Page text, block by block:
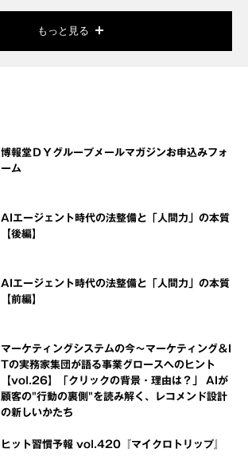
もっと見る
博報堂ＤＹグループメールマガジンお申込みフォ
ーム
AIエージェント時代の法整備と「人間力」の本質
【後編】
AIエージェント時代の法整備と「人間力」の本質
【前編】
マーケティングシステムの今～マーケティング＆I
Tの実務家集団が語る事業グロースへのヒント
【vol.26】「クリックの背景・理由は？」 AIが
顧客の"行動の裏側"を読み解く、レコメンド設計
の新しいかたち
ヒット習慣予報 vol.420『マイクロトリップ』